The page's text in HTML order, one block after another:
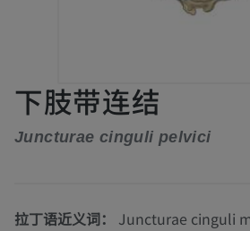
下肢带连结
Juncturae cinguli pelvici
拉丁语近义词：
Juncturae cinguli